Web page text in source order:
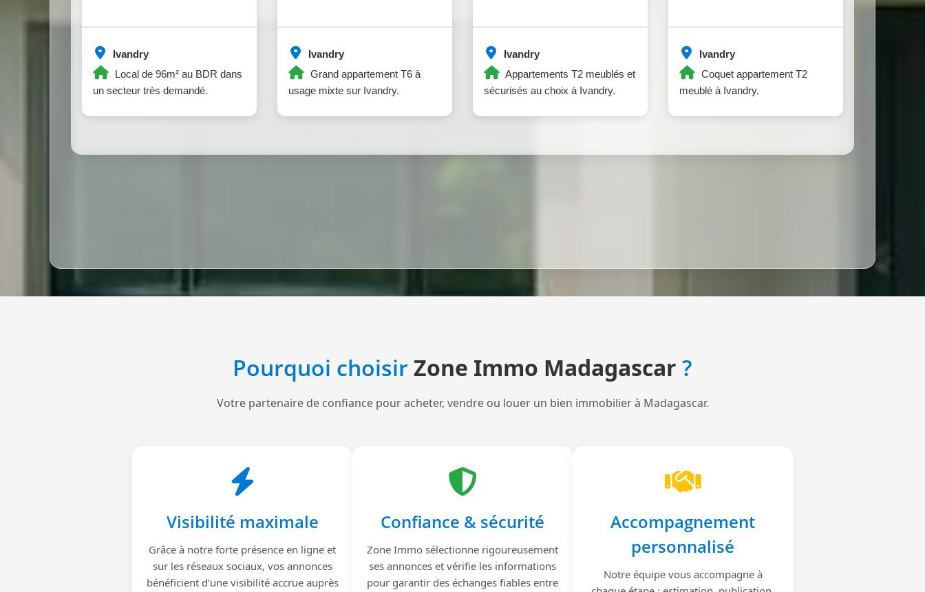
Ivandry
Local de 96m² au BDR dans
un secteur très demandé.
Ivandry
Grand appartement T6 à
usage mixte sur Ivandry.
Ivandry
Appartements T2 meublés et
sécurisés au choix à Ivandry.
Ivandry
Coquet appartement T2
meublé à Ivandry.
Pourquoi choisirZone Immo Madagascar ?
Votre partenaire de confiance pour acheter, vendre ou louer un bien immobilier à Madagascar.
Visibilité maximale
Grâce à notre forte présence en ligne et
sur les réseaux sociaux, vos annonces
bénéficient d’une visibilité accrue auprès
Confiance & sécurité
Zone Immo sélectionne rigoureusement
ses annonces et vérifie les informations
pour garantir des échanges fiables entre
Accompagnement
personnalisé
Notre équipe vous accompagne à